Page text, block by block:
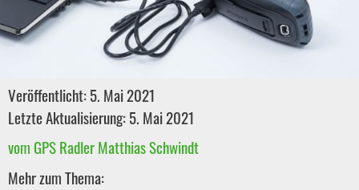
Veröffentlicht: 5. Mai 2021
Letzte Aktualisierung: 5. Mai 2021
vom GPS Radler Matthias Schwindt
Mehr zum Thema: